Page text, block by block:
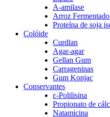
A-amilase
Arroz
Proteína de soja
Colóide
Curdlan
Agar-agar
Gellan Gum
Carrageninas
Gum Konjac
Conservantes
ε-Polilisina
Propionato de
Natamicina